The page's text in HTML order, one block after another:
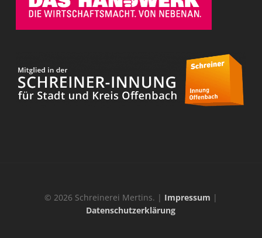
© 2026 Schreinerei Mertins. | Impressum |
Datenschutzerklärung